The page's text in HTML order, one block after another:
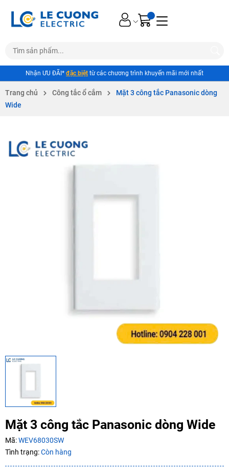
Nhận ƯU ĐÃI* đặc biệt từ các chương trình khuyến mãi mới nhất
Trang chủ Công tắc ổ cắm
Mặt 3 công tắc Panasonic dòng
Wide
Mặt 3 công tắc Panasonic dòng Wide
Mã:WEV68030SW
Tình trạng:Còn hàng